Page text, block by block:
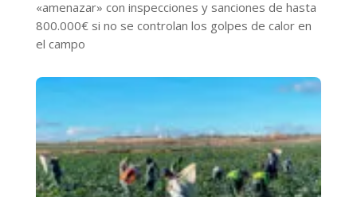
«amenazar» con inspecciones y sanciones de hasta
800.000€ si no se controlan los golpes de calor en
el campo